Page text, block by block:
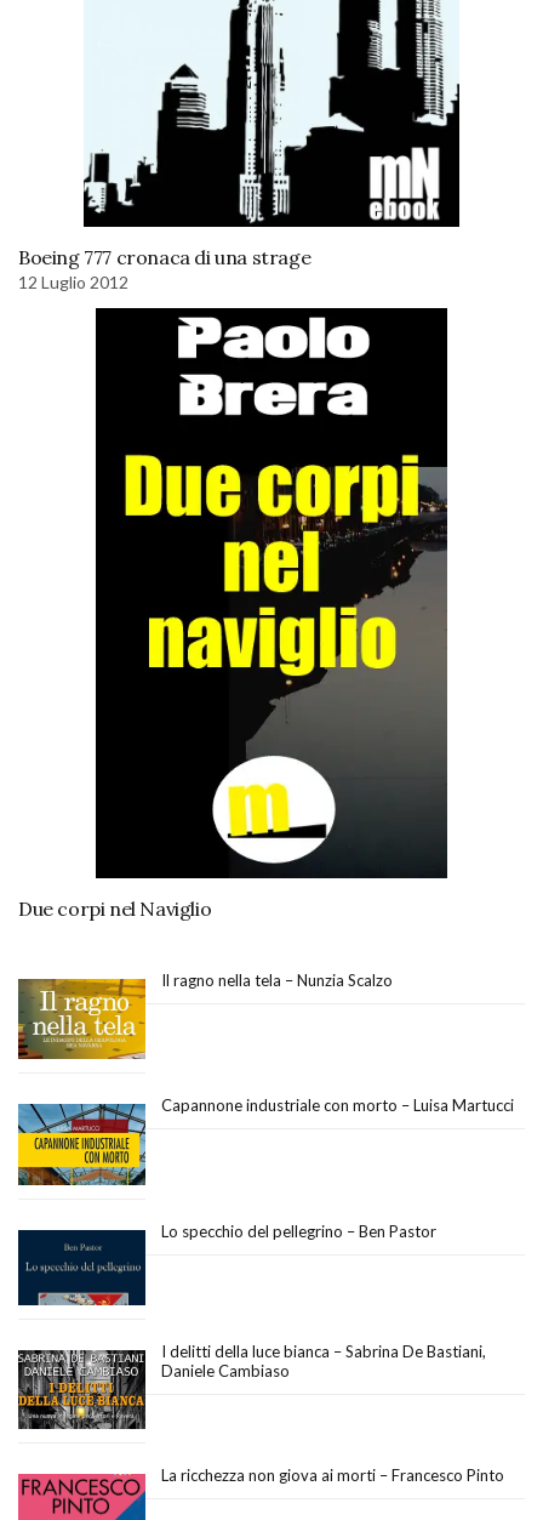
Boeing 777 cronaca di una strage
12 Luglio 2012
Due corpi nel Naviglio
Il ragno nella tela – Nunzia Scalzo
Capannone industriale con morto – Luisa Martucci
Lo specchio del pellegrino – Ben Pastor
I delitti della luce bianca – Sabrina De Bastiani,
Daniele Cambiaso
La ricchezza non giova ai morti – Francesco Pinto